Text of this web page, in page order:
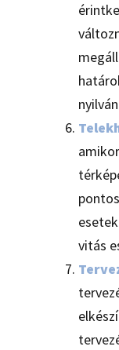
vitás